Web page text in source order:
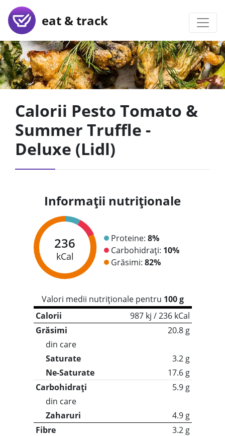
eat & track
Calorii Pesto Tomato &
Summer Truffle -
Deluxe (Lidl)
Informații nutriționale
236
kCal
Proteine: 8%
Carbohidrați: 10%
Grăsimi: 82%
Valori medii nutriționale pentru 100 g
Calorii
987 kj / 236 kCal
Grăsimi
20.8 g
din care
Saturate
3.2 g
Ne-Saturate
17.6 g
Carbohidrați
5.9 g
din care
Zaharuri
4.9 g
Fibre
3.2 g